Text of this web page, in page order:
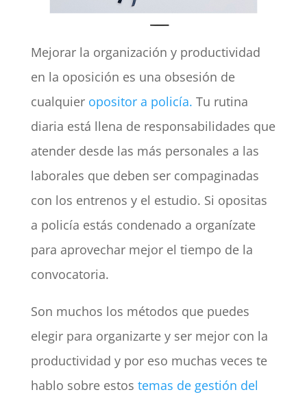
Mejorar la organización y productividad
en la oposición es una obsesión de
cualquier opositor a policía. Tu rutina
diaria está llena de responsabilidades que
atender desde las más personales a las
laborales que deben ser compaginadas
con los entrenos y el estudio. Si opositas
a policía estás condenado a organízate
para aprovechar mejor el tiempo de la
convocatoria.
Son muchos los métodos que puedes
elegir para organizarte y ser mejor con la
productividad y por eso muchas veces te
hablo sobre estos temas de gestión del